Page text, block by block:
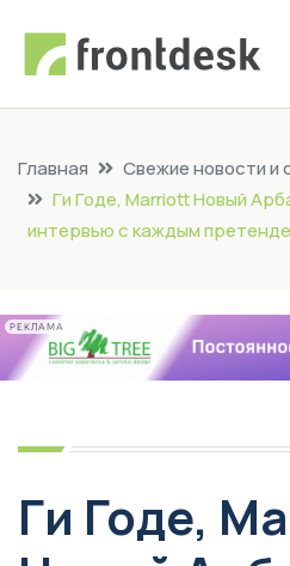
Главная
Свежие новости и
Ги Годе, Marriott Новый
интервью с каждым
РЕКЛАМА
Ги Годе,